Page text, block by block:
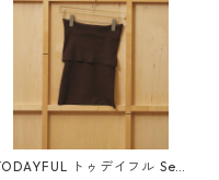
トゥデイフル Sea